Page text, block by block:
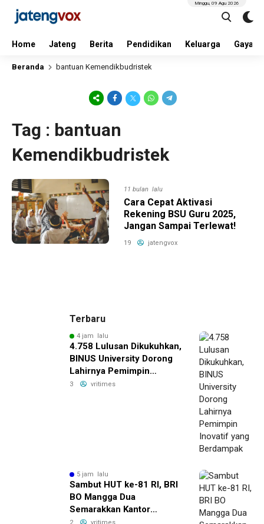
Home Jateng Berita Pendidikan Keluarga Gaya
Minggu, 09 Agu 2026
Beranda bantuan Kemendikbudristek
Tag : bantuan
Kemendikbudristek
11 bulan lalu
Cara Cepat Aktivasi
Rekening BSU Guru 2025,
Jangan Sampai Terlewat!
19 jatengvox
Terbaru
4 jam lalu
4.758 Lulusan Dikukuhkan,
BINUS University Dorong
Lahirnya Pemimpin
Inovatif yang Berdampak
3 vritimes
5 jam lalu
Sambut HUT ke-81 RI, BRI
BO Mangga Dua
Semarakkan Kantor
dengan Nuansa Merah